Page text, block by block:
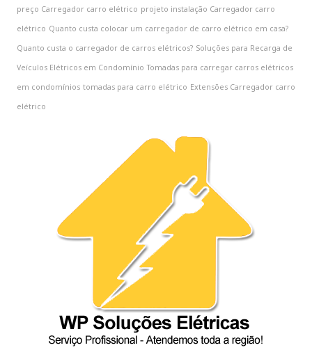
preço Carregador carro elétrico projeto instalação Carregador carro
elétrico Quanto custa colocar um carregador de carro elétrico em casa?
Quanto custa o carregador de carros elétricos? Soluções para Recarga de
Veículos Elétricos em Condomínio Tomadas para carregar carros elétricos
em condomínios tomadas para carro elétrico ‎Extensões Carregador carro
elétrico